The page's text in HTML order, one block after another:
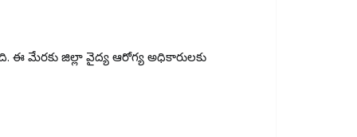
ఈ మేరకు జిల్లా వైద్య ఆరోగ్య అధికారులకు